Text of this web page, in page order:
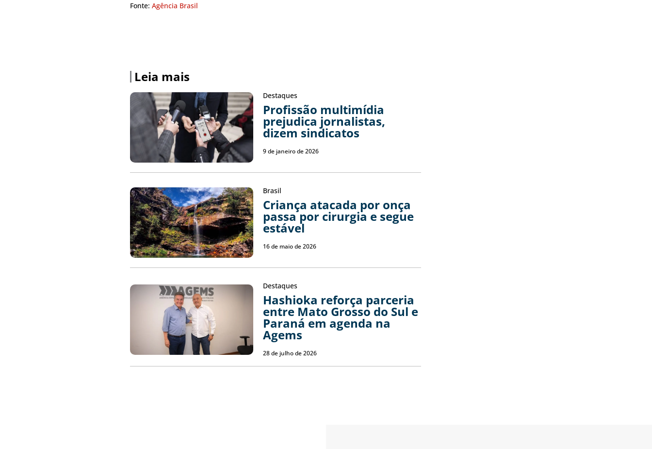
Fonte: Agência Brasil
Leia mais
Destaques
Profissão multimídia
prejudica jornalistas,
dizem sindicatos
9 de janeiro de 2026
Brasil
Criança atacada por onça
passa por cirurgia e segue
estável
16 de maio de 2026
Destaques
Hashioka reforça parceria
entre Mato Grosso do Sul e
Paraná em agenda na
Agems
28 de julho de 2026